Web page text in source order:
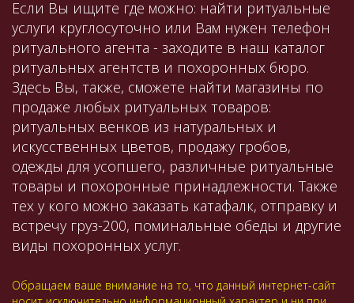
Если Вы ищите где можно: найти ритуальные
услуги круглосуточно или Вам нужен телефон
ритуального агента - заходите в наш каталог
ритуальных агентств и похоронных бюро.
Здесь Вы, также, сможете найти магазины по
продаже любых ритуальных товаров:
ритуальных венков из натуральных и
искусственных цветов, продажу гробов,
одежды для усопшего, различные ритуальные
товары и похоронные принадлежности. Также
тех у кого можно заказать катафалк, отправку и
встречу груз-200, поминальные обеды и другие
виды похоронных услуг.
Обращаем ваше внимание на то, что данный интернет-сайт